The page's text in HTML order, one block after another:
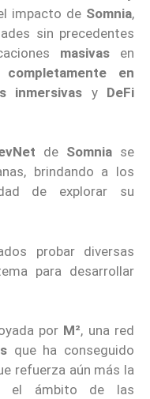
impacto de Somnia,
sin precedentes
masivas en
completamente en
inmersivas y DeFi
de Somniase
brindando a los
de explorar su
probar diversas
para desarrollar
por M², una red
que ha conseguido
refuerza aún más la
el ámbito de las